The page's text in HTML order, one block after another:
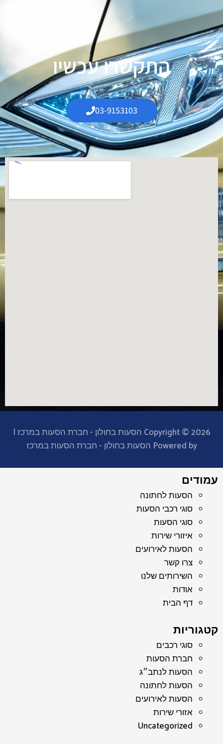
התקשרו עכשיו
03-9153103
Copyright © 2026 הסעות בחולון - חברת הסעות במרכז |
Powered by הסעות בחולון - חברת הסעות במרכז
עמודים
הסעות לחתונה
סוגי רכבי הסעות
סוגי הסעות
איזורי שירות
הסעות לאירועים
צרו קשר
השירותים שלנו
אודות
דף הבית
קטגוריות
סוגי רכבים
חברת הסעות
הסעות לנתב״ג
הסעות לחתונה
הסעות לאירועים
אזורי שירות
Uncategorized